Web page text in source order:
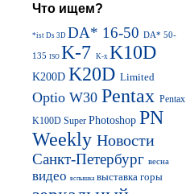
Что ищем?
*ist Ds 3D DA* 16-50 DA* 50-
135 ISO K-7 K-x K10D
K200D K20D Limited
Optio W30 Pentax Pentax
K100D Super Photoshop PN
Weekly Новости
Санкт-Петербург весна
видео вспышка выставка горы